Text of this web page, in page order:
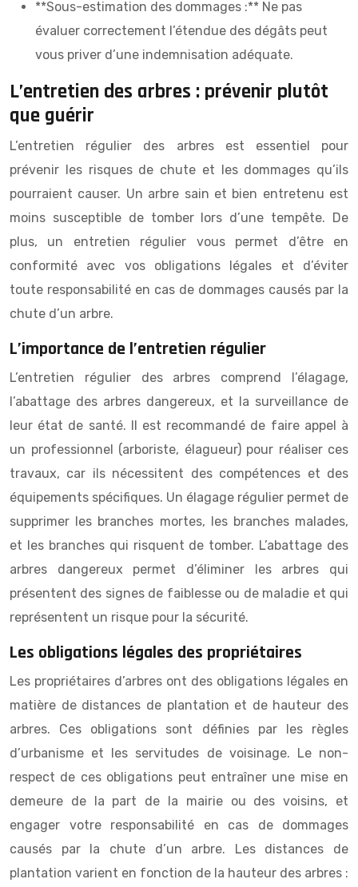
**Sous-estimation des dommages :** Ne pas
évaluer correctement l’étendue des dégâts peut
vous priver d’une indemnisation adéquate.
L’entretien des arbres : prévenir plutôt
que guérir
L’entretien régulier des arbres est essentiel pour
prévenir les risques de chute et les dommages qu’ils
pourraient causer. Un arbre sain et bien entretenu est
moins susceptible de tomber lors d’une tempête. De
plus, un entretien régulier vous permet d’être en
conformité avec vos obligations légales et d’éviter
toute responsabilité en cas de dommages causés par la
chute d’un arbre.
L’importance de l’entretien régulier
L’entretien régulier des arbres comprend l’élagage,
l’abattage des arbres dangereux, et la surveillance de
leur état de santé. Il est recommandé de faire appel à
un professionnel (arboriste, élagueur) pour réaliser ces
travaux, car ils nécessitent des compétences et des
équipements spécifiques. Un élagage régulier permet de
supprimer les branches mortes, les branches malades,
et les branches qui risquent de tomber. L’abattage des
arbres dangereux permet d’éliminer les arbres qui
présentent des signes de faiblesse ou de maladie et qui
représentent un risque pour la sécurité.
Les obligations légales des propriétaires
Les propriétaires d’arbres ont des obligations légales en
matière de distances de plantation et de hauteur des
arbres. Ces obligations sont définies par les règles
d’urbanisme et les servitudes de voisinage. Le non-
respect de ces obligations peut entraîner une mise en
demeure de la part de la mairie ou des voisins, et
engager votre responsabilité en cas de dommages
causés par la chute d’un arbre. Les distances de
plantation varient en fonction de la hauteur des arbres :